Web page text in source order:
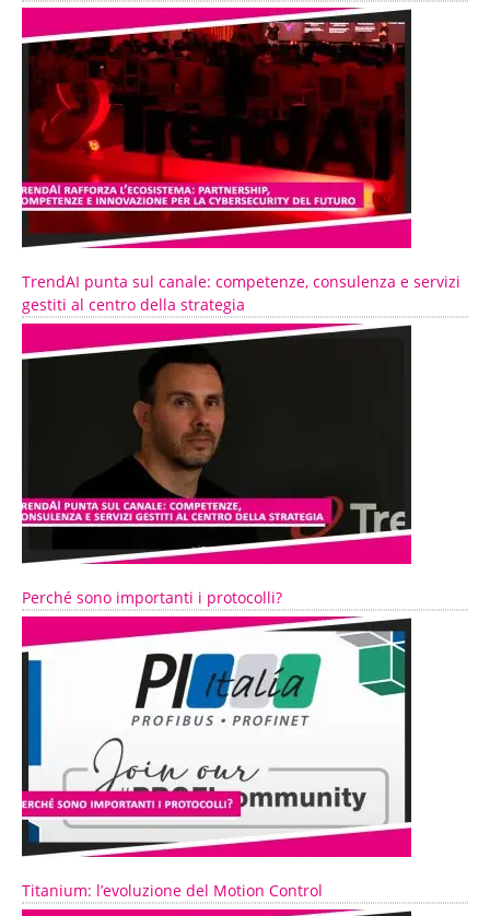
TrendAI punta sul canale: competenze, consulenza e servizi
gestiti al centro della strategia
Perché sono importanti i protocolli?
Titanium: l’evoluzione del Motion Control